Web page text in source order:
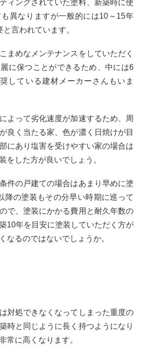
ィングされていた塗料、新築時に使
異なりますが一般的には10～15年
言われています。
まめなメンテナンスをしていただく
に保つことができるため、中には6
している建材メーカーさんもいま
よって劣化速度が加速するため、周
良く当たる家、色が濃く日焼けが目
にあり塩害を受けやすい家の場合は
をした方が良いでしょう。
件の戸建ての場合はあまり早めに塗
降の塗装もその分早い時期に巡って
で、塗装にかかる費用と耐久年数の
10年を目安に塗装していただく方が
なるのではないでしょうか。
対処できなくなってしまった重度の
時と同じように長く持つようになり
常に高くなります。